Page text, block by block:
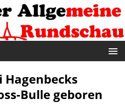
Hagenbecks
Bulle geboren